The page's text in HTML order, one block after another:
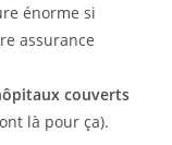
énorme si
assurance
couverts
là pour ça).